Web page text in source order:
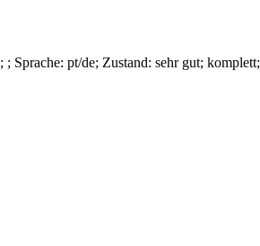
; ; Sprache: pt/de; Zustand: sehr gut; komplett;